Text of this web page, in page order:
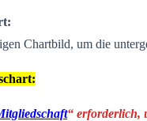
Chartbild, um die
“ erforderlich,